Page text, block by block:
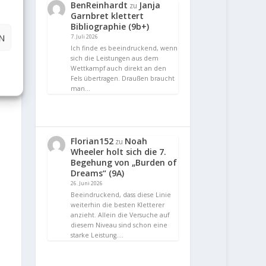
BenReinhardt zu Janja
Garnbret klettert
Bibliographie (9b+)
7. Juli 2026
Ich finde es beeindruckend, wenn
sich die Leistungen aus dem
Wettkampf auch direkt an den
Fels übertragen. Draußen braucht
man…
Florian152 zu Noah
Wheeler holt sich die 7.
Begehung von „Burden of
Dreams“ (9A)
26. Juni 2026
Beeindruckend, dass diese Linie
weiterhin die besten Kletterer
anzieht. Allein die Versuche auf
diesem Niveau sind schon eine
starke Leistung.…